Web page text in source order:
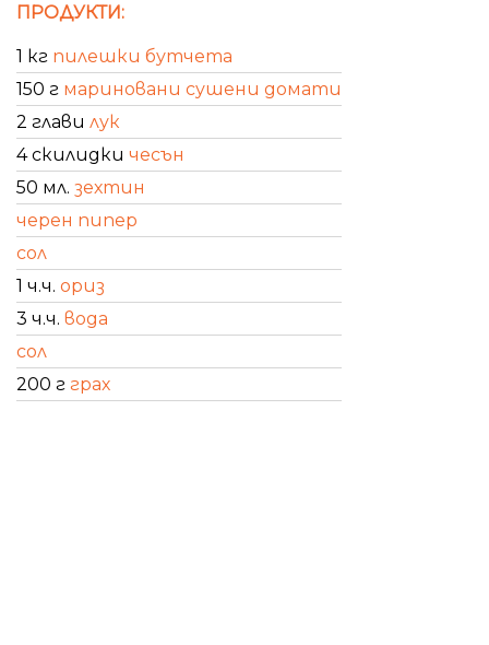
ПРОДУКТИ:
1 кг пилешки бутчета
150 г мариновани сушени домати
2 глави лук
4 скилидки чесън
50 мл. зехтин
черен пипер
сол
1 ч.ч. ориз
3 ч.ч. вода
сол
200 г грах